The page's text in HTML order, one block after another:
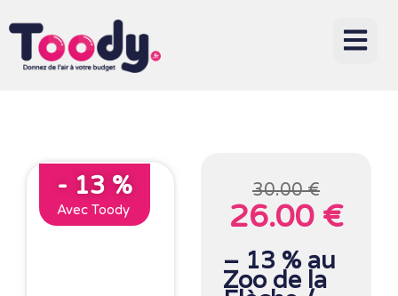
- 13 %
Avec Toody
30.00 €
26.00 €
– 13 % au
Zoo de la